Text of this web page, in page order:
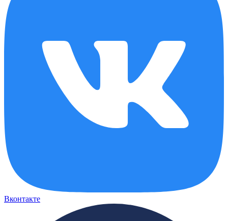
Вконтакте